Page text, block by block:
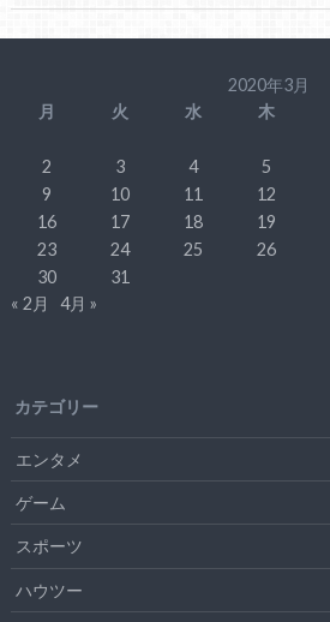
2020年3月
月
火 水 木
2
3 4 5
9
10 11 12
16
17 18 19
23
24 25 26
30
31
« 2月
4月 »
カテゴリー
エンタメ
ゲーム
スポーツ
ハウツー